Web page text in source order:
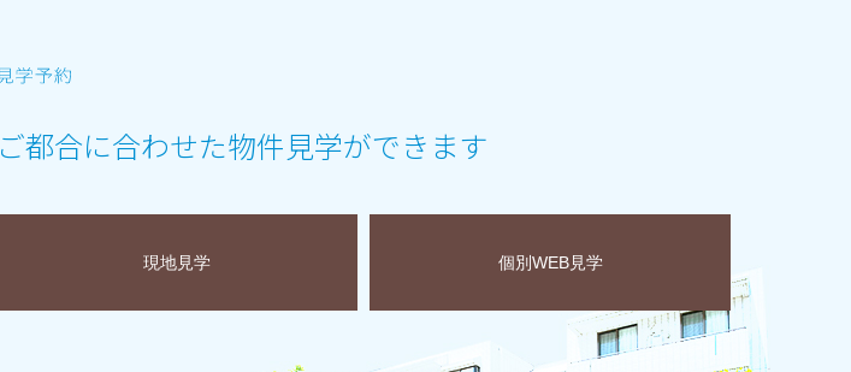
ご都合に合わせた物件見学ができます
現地見学 個別WEB見学